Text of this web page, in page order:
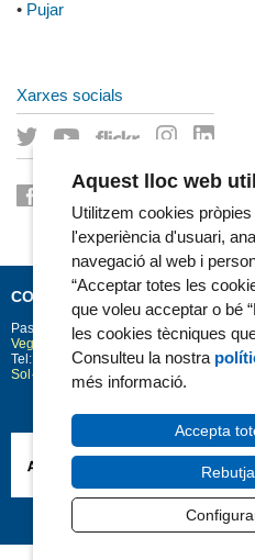
• Pujar
Xarxes socials
CONTACTE
Passeig Marítim 25-29 Barcelona 08003
Vegeu la situació a Google Maps
Tel: 93 248 30 00 · Fax: 93 248 32 54
Sol·licitud d'informació
Aquest lloc web
Utilitzem cookies
l'experiència d'usuari,
navegació al web i
“Acceptar totes les
que voleu acceptar o bé
les cookies tècniques
Consulteu la nostra
més informació.
Accepta